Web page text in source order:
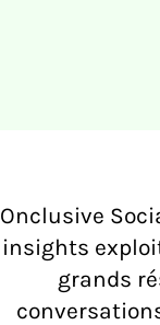
Onclusive
insights
grands